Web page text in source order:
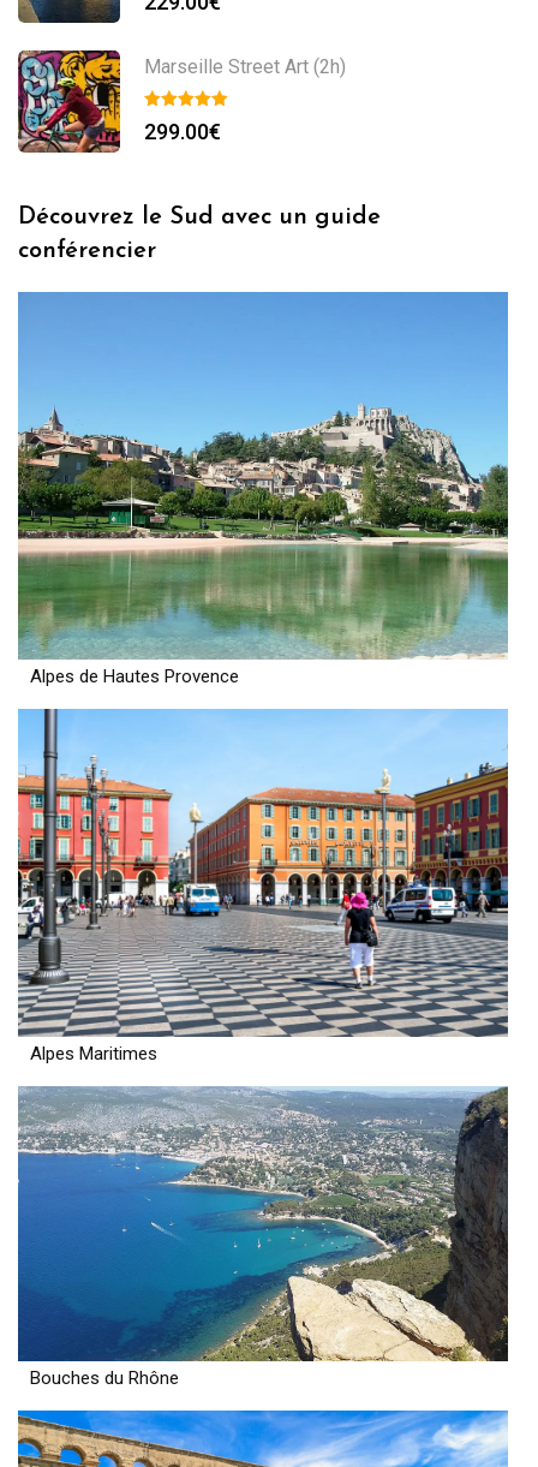
Marseille Street Art (2h)
299.00€
Découvrez le Sud avec un guide
conférencier
Alpes de Hautes Provence
Alpes Maritimes
Bouches du Rhône